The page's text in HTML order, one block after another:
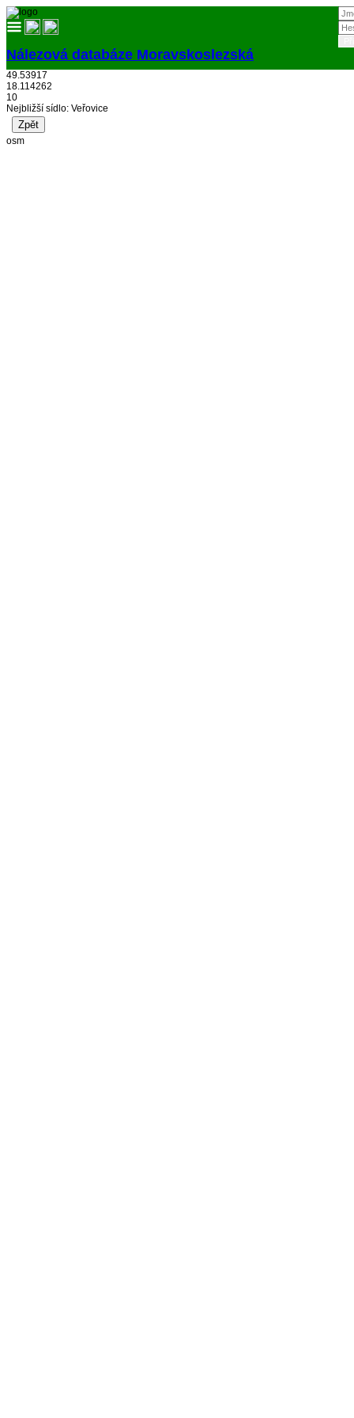
Nálezová databáze Moravskoslezská
Přihlásit
49.53917
18.114262
10
Nejbližší sídlo: Veřovice
osm